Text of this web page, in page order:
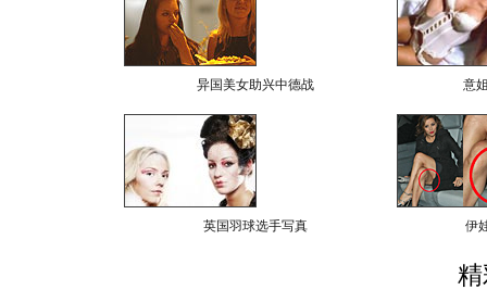
异国美女助兴中德战 意
英国羽球选手写真 伊